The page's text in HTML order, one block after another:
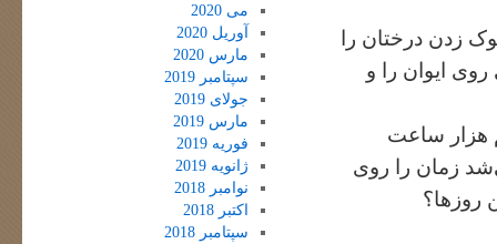
زدن درختان را
ایوان را و
هزار ساعت
زمان را روی
روزها؟
می 2020
آوریل 2020
مارس 2020
سپتامبر 2019
جولای 2019
مارس 2019
فوریه 2019
ژانویه 2019
نوامبر 2018
اکتبر 2018
سپتامبر 2018